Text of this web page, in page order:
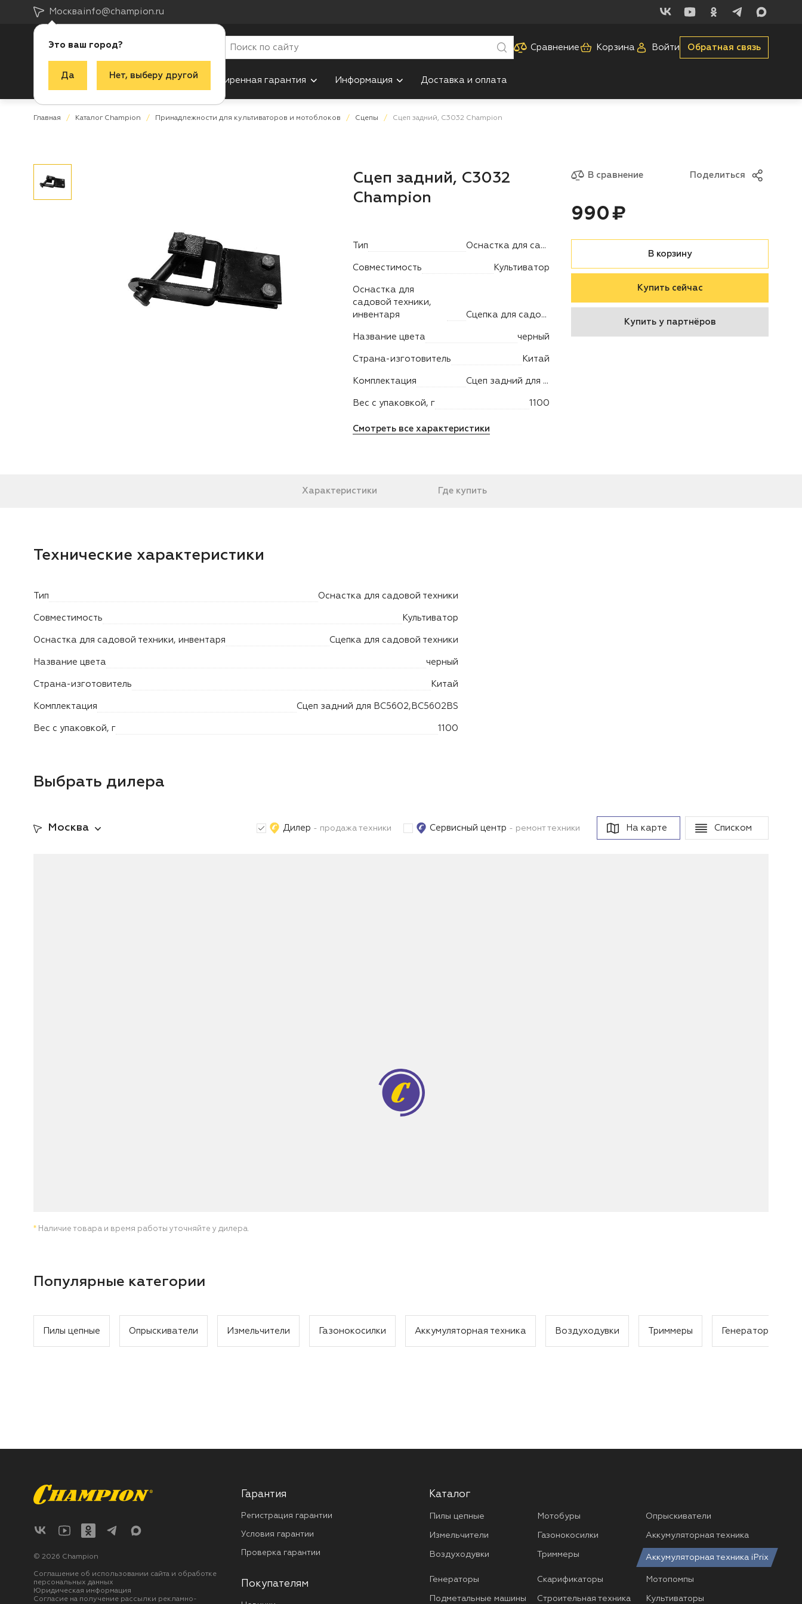
Москва
Это ваш город?
Да Нет, выберу другой
info@champion.ru
Сравнение Корзина Войти Обратная связь
Каталог Акции Новинки Расширенная гарантия Информация Доставка и оплата
Главная Каталог Champion Принадлежности для культиваторов и мотоблоков Сцепы Сцеп задний, С3032 Champion
Сцеп задний, С3032
Champion
В корзину
Купить сейчас
Купить у партнёров
Тип Оснастка для садовой техники
Совместимость Культиватор
Оснастка для
садовой техники,
инвентаря
Сцепка для садовой техники
Название цвета черный
Страна-изготовитель Китай
Комплектация Сцеп задний для BC5602,BC5602BS
Вес с упаковкой, г 1100
Смотреть все характеристики
В сравнение Поделиться
Цена:
990 ₽
Характеристики Где купить
Технические характеристики
Тип Оснастка для садовой техники
Совместимость Культиватор
Оснастка для садовой техники, инвентаря Сцепка для садовой техники
Название цвета черный
Страна-изготовитель Китай
Комплектация Сцеп задний для BC5602,BC5602BS
Вес с упаковкой, г 1100
Выбрать дилера
Москва Дилер - продажа техники Сервисный центр - ремонт техники На карте Списком
* Наличие товара и время работы уточняйте у дилера.
Популярные категории
Пилы цепные Опрыскиватели Измельчители Газонокосилки Аккумуляторная техника Воздуходувки Триммеры Генераторы
© 2026 Champion
Соглашение об использовании сайта и обработке
персональных данных
Юридическая информация
Согласие на получение рассылки рекламно-
Гарантия
Регистрация гарантии
Условия гарантии
Проверка гарантии
Покупателям
Каталог
Пилы цепные Мотобуры Опрыскиватели
Измельчители Газонокосилки Аккумуляторная техника
Воздуходувки Триммеры Аккумуляторная техника iPrix
Генераторы Скарификаторы Мотопомпы
Подметальные машины Строительная техника Культиваторы